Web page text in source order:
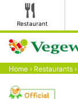
Restaurant
Home › Restaurants ›